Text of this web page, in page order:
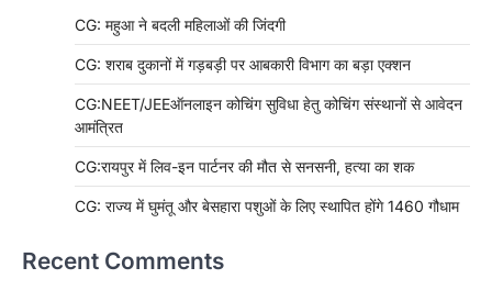
CG: महुआ ने बदली महिलाओं की जिंदगी
CG: शराब दुकानों में गड़बड़ी पर आबकारी विभाग का बड़ा एक्शन
CG:NEET/JEEऑनलाइन कोचिंग सुविधा हेतु कोचिंग संस्थानों से आवेदन
आमंत्रित
CG:रायपुर में लिव-इन पार्टनर की मौत से सनसनी, हत्या का शक
CG: राज्य में घुमंतू और बेसहारा पशुओं के लिए स्थापित होंगे 1460 गौधाम
Recent Comments